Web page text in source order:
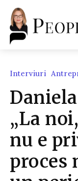
Interviuri
„La
nu e
proces